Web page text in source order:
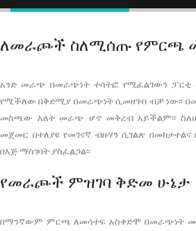
ለመራጮች ስለሚሰጡ የምርጫ
አንድ መራጭ በመራጭነት ተሳትፎ የሚፈልገውን
የሚችለው በቅድሚያ በመራጭነት ሲመዘገብ ብቻ ነው፡፡
መስጫው እለት መራጭ ሆኖ መቅረብ አይችልም፡፡
መጀመር በተለያዩ የመገናኛ ብዙሃን ሲገልጽ
በእጅ ማስገባት ያስፈልጋል፡፡
የመራጮች ምዝገባ ቅድመ ሁኔታ
በማንኛውም ምርጫ ለመሳተፍ አስቀድሞ በመራጭነት